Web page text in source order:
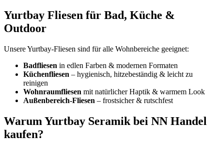
Yurtbay Fliesen für Bad, Küche &
Outdoor
Unsere Yurtbay-Fliesen sind für alle Wohnbereiche geeignet:
Badfliesen in edlen Farben & modernen Formaten
Küchenfliesen – hygienisch, hitzebeständig & leicht zu
reinigen
Wohnraumfliesen mit natürlicher Haptik & warmem Look
Außenbereich-Fliesen – frostsicher & rutschfest
Warum Yurtbay Seramik bei NN Handel
kaufen?